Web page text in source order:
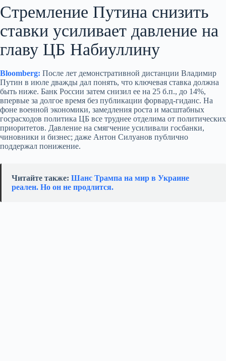
Стремление Путина снизить
ставки усиливает давление на
главу ЦБ Набиуллину
Bloomberg: После лет демонстративной дистанции Владимир
Путин в июле дважды дал понять, что ключевая ставка должна
быть ниже. Банк России затем снизил ее на 25 б.п., до 14%,
впервые за долгое время без публикации форвард-гиданс. На
фоне военной экономики, замедления роста и масштабных
госрасходов политика ЦБ все труднее отделима от политических
приоритетов. Давление на смягчение усиливали госбанки,
чиновники и бизнес; даже Антон Силуанов публично
поддержал понижение.
Читайте также: Шанс Трампа на мир в Украине
реален. Но он не продлится.